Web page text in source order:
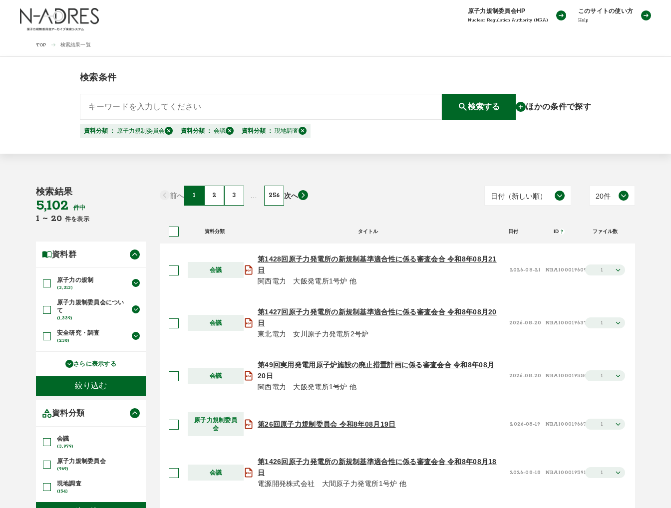
原子力規制委員会HP
Nuclear Regulation Authority (NRA)
このサイトの使い方
Help
TOP 検索結果一覧
検索条件
検索する ほかの条件で探す
資料分類 ： 原子力規制委員会 資料分類 ： 会議 資料分類 ： 現地調査
検索結果
5,102 件中
1 ~ 20 件を表示
資料群
原子力の規制
(3,313)
原子力規制委員会につい
て
(1,339)
安全研究・調査
(238)
さらに表示する
資料分類
会議
(3,979)
原子力規制委員会
(969)
現地調査
(154)
前へ 1 2 3 256 次へ 日付（新しい順）
日付（新しい順）
施設（降順）
タイトル（降順）
20件
50件
資料分類 タイトル 日付 ID ファイル数
会議
第1428回原子力発電所の新規制基準適合性に係る審査会合 令和8年08月21
日
関西電力 大飯発電所1号炉 他
2026-08-21 NRA100019609 1
会議
第1427回原子力発電所の新規制基準適合性に係る審査会合 令和8年08月20
日
東北電力 女川原子力発電所2号炉
2026-08-20 NRA100019637 1
会議
第49回実用発電用原子炉施設の廃止措置計画に係る審査会合 令和8年08月
20日
関西電力 大飯発電所1号炉 他
2026-08-20 NRA100019550 1
原子力規制委員
会
第26回原子力規制委員会 令和8年08月19日 2026-08-19 NRA100019667 1
会議
第1426回原子力発電所の新規制基準適合性に係る審査会合 令和8年08月18
日
電源開発株式会社 大間原子力発電所1号炉 他
2026-08-18 NRA100019591 1